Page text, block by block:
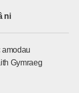
ni
amodau
Gymraeg